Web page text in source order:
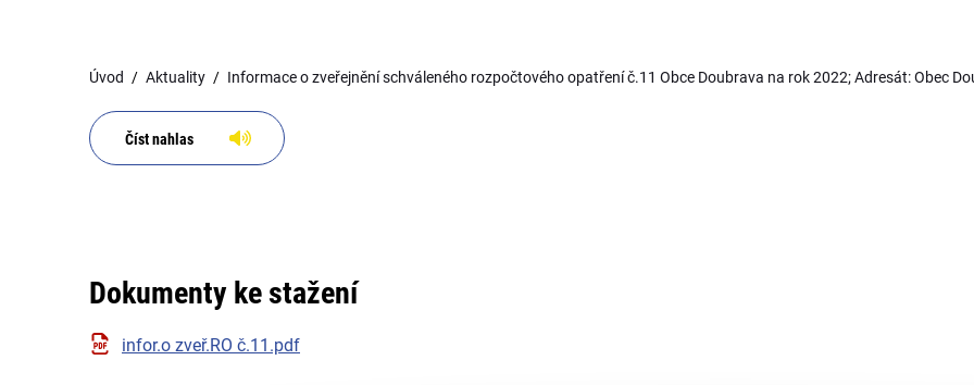
Úvod Aktuality Informace o zveřejnění schváleného rozpočtového opatření č.11 Obce Doubrava na rok 2022; Adresát: Obec
Číst nahlas
Dokumenty ke stažení
infor.o zveř.RO č.11.pdf